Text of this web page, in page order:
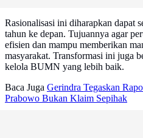
Rasionalisasi ini diharapkan dapat
tahun ke depan. Tujuannya agar
efisien dan mampu memberikan
masyarakat. Transformasi ini juga
kelola BUMN yang lebih baik.
Baca Juga Gerindra Tegaskan
Prabowo Bukan Klaim Sepihak